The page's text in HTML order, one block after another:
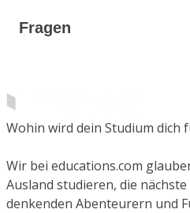
Fragen
Wohin wird dein Studium dich
Wir bei educations.com
Ausland studieren, die
denkenden Abenteurern und